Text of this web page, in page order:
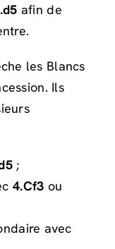
afin de
les Blancs
Ils
;
4.Cf3 ou
avec